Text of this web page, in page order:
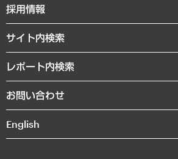
経済・産業・雇用・労働
まちづくり・観光・交通・スポーツ・スマートシティ
自然資源・農林水産業・食料システム
経営用語集
受託・受注実績（官公庁関連）
メディア掲載・出演
会社概要
沿革
組織図・本部部室紹介
インドネシア現地法人
ニュースリリース
お知らせ
採用情報
サイト内検索
レポート内検索
お問い合わせ
English